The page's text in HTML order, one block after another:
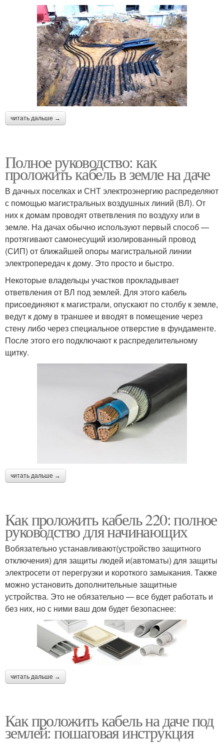
читать дальше →
Полное руководство: как
проложить кабель в земле на даче
В дачных поселках и СНТ электроэнергию распределяют
с помощью магистральных воздушных линий (ВЛ). От
них к домам проводят ответвления по воздуху или в
земле. На дачах обычно используют первый способ —
протягивают самонесущий изолированный провод
(СИП) от ближайшей опоры магистральной линии
электропередач к дому. Это просто и быстро.
Некоторые владельцы участков прокладывает
ответвления от ВЛ под землей. Для этого кабель
присоединяют к магистрали, опускают по столбу к земле,
ведут к дому в траншее и вводят в помещение через
стену либо через специальное отверстие в фундаменте.
После этого его подключают к распределительному
щитку.
читать дальше →
Как проложить кабель 220: полное
руководство для начинающих
Вобязательно устанавливают(устройство защитного
отключения) для защиты людей и(автоматы) для защиты
электросети от перегрузки и короткого замыкания. Также
можно установить дополнительные защитные
устройства. Это не обязательно — все будет работать и
без них, но с ними ваш дом будет безопаснее:
читать дальше →
Как проложить кабель на даче под
землей: пошаговая инструкция